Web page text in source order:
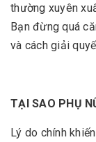
thường xuyên
Bạn đừng quá
và cách giải
TẠI SAO PHỤ
Lý do chính